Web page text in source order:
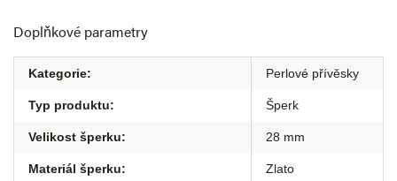
Doplňkové parametry
Kategorie: Perlové přívěsky
Typ produktu: Šperk
Velikost šperku: 28 mm
Materiál šperku: Zlato